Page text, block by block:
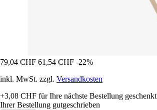
79,04 CHF 61,54 CHF -22%
inkl. MwSt. zzgl. Versandkosten
+3,08 CHF für Ihre nächste Bestellung geschenkt
Ihrer Bestellung gutgeschrieben